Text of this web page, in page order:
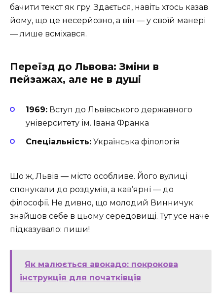
бачити текст як гру. Здається, навіть хтось казав
йому, що це несерйозно, а він — у своїй манері
— лише всміхався.
Переїзд до Львова: Зміни в
пейзажах, але не в душі
1969: Вступ до Львівського державного
університету ім. Івана Франка
Спеціальність: Українська філологія
Що ж, Львів — місто особливе. Його вулиці
спонукали до роздумів, а кав’ярні — до
філософії. Не дивно, що молодий Винничук
знайшов себе в цьому середовищі. Тут усе наче
підказувало: пиши!
Як малюється авокадо: покрокова
інструкція для початківців